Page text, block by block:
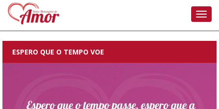
ESPERO QUE O TEMPO VOE